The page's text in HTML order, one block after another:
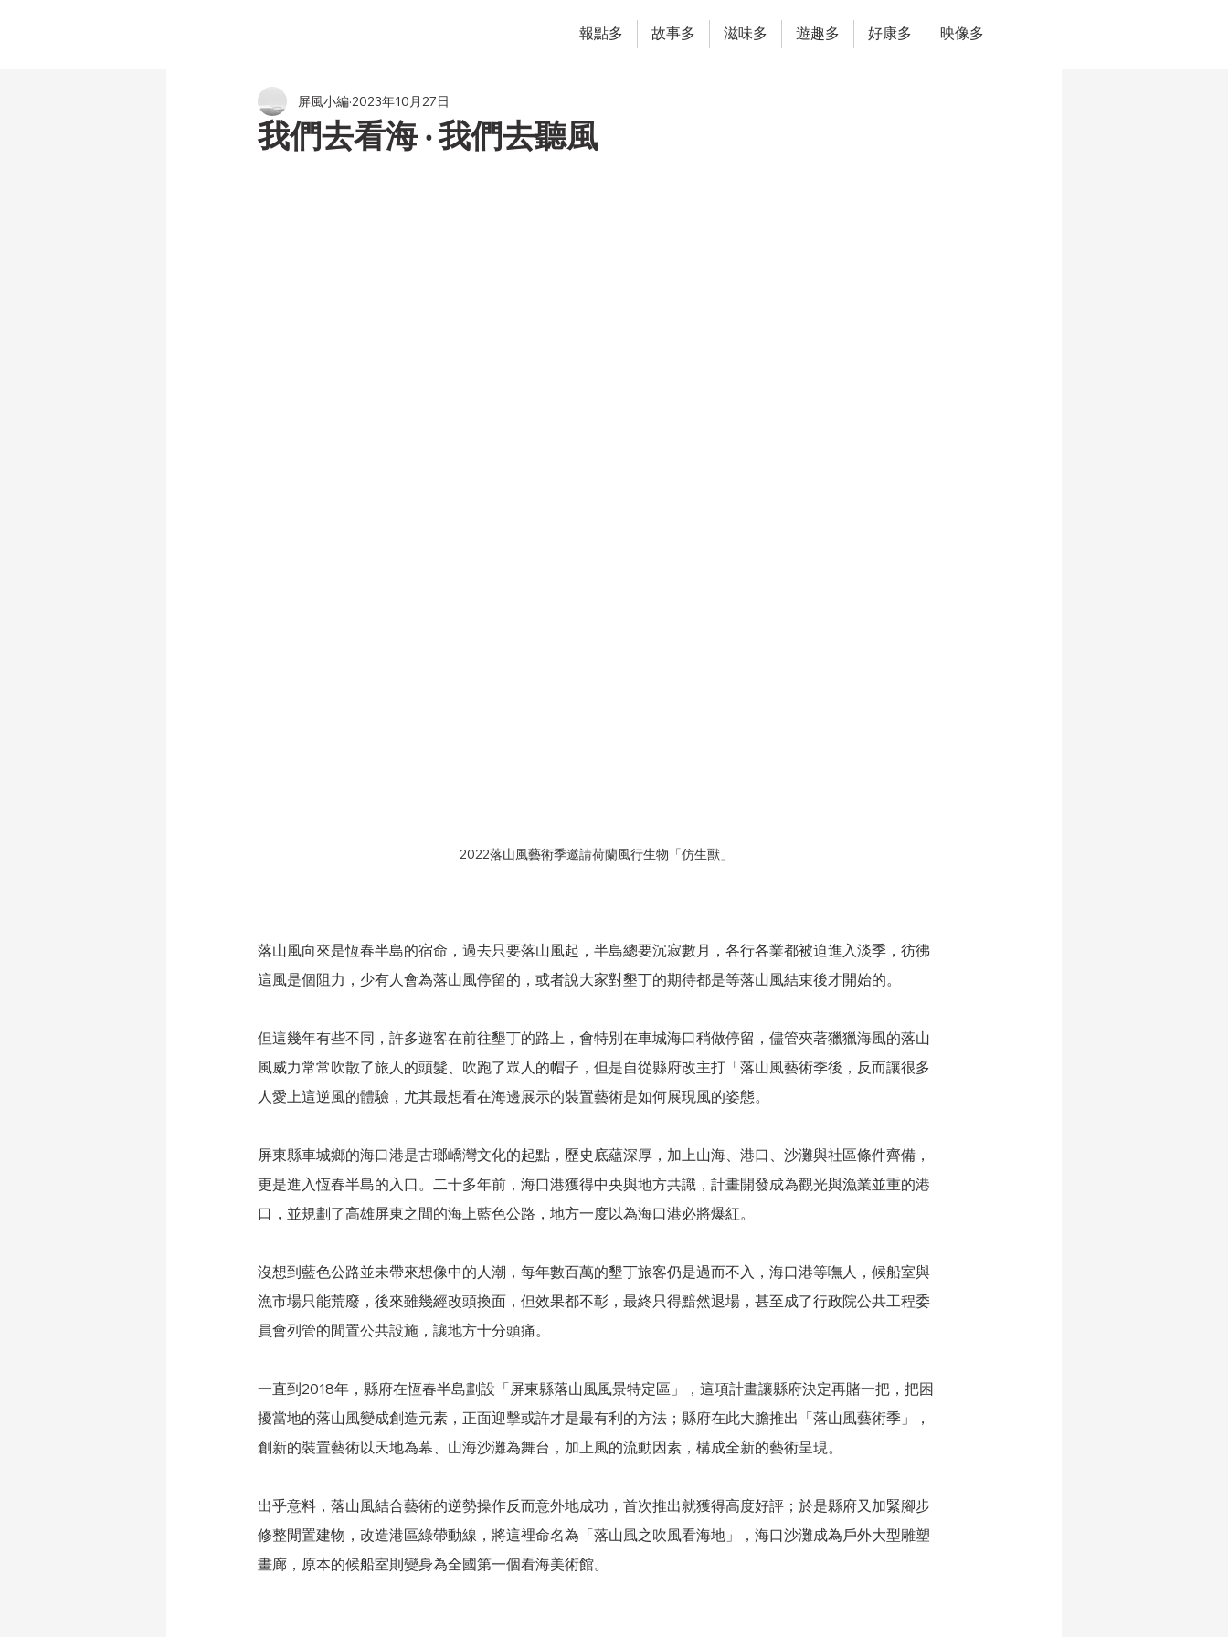
報點多 故事多 滋味多 遊趣多 好康多 映像多
我們去看海 ‧ 我們去聽風
屏風小編 2023年10月27日
2022落山風藝術季邀請荷蘭風行生物「仿生獸」
落山風向來是恆春半島的宿命，過去只要落山風起，半島總要沉寂數月，各行各業都被迫進入淡季，彷彿
這風是個阻力，少有人會為落山風停留的，或者說大家對墾丁的期待都是等落山風結束後才開始的。
但這幾年有些不同，許多遊客在前往墾丁的路上，會特別在車城海口稍做停留，儘管夾著獵獵海風的落山
風威力常常吹散了旅人的頭髮、吹跑了眾人的帽子，但是自從縣府改主打「落山風藝術季後，反而讓很多
人愛上這逆風的體驗，尤其最想看在海邊展示的裝置藝術是如何展現風的姿態。
屏東縣車城鄉的海口港是古瑯嶠灣文化的起點，歷史底蘊深厚，加上山海、港口、沙灘與社區條件齊備，
更是進入恆春半島的入口。二十多年前，海口港獲得中央與地方共識，計畫開發成為觀光與漁業並重的港
口，並規劃了高雄屏東之間的海上藍色公路，地方一度以為海口港必將爆紅。
沒想到藍色公路並未帶來想像中的人潮，每年數百萬的墾丁旅客仍是過而不入，海口港等嘸人，候船室與
漁市場只能荒廢，後來雖幾經改頭換面，但效果都不彰，最終只得黯然退場，甚至成了行政院公共工程委
員會列管的閒置公共設施，讓地方十分頭痛。
一直到2018年，縣府在恆春半島劃設「屏東縣落山風風景特定區」，這項計畫讓縣府決定再賭一把，把困
擾當地的落山風變成創造元素，正面迎擊或許才是最有利的方法；縣府在此大膽推出「落山風藝術季」，
創新的裝置藝術以天地為幕、山海沙灘為舞台，加上風的流動因素，構成全新的藝術呈現。
出乎意料，落山風結合藝術的逆勢操作反而意外地成功，首次推出就獲得高度好評；於是縣府又加緊腳步
修整閒置建物，改造港區綠帶動線，將這裡命名為「落山風之吹風看海地」，海口沙灘成為戶外大型雕塑
畫廊，原本的候船室則變身為全國第一個看海美術館。